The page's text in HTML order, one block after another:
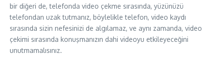
bir diğeri de, telefonda video çekme sırasında, yüzünüzü
telefondan uzak tutmanız, böylelikle telefon, video kaydı
sırasında sizin nefesinizi de algılamaz, ve aynı zamanda, video
çekimi sırasında konuşmanızın dahi videoyu etkileyeceğini
unutmamalısınız.